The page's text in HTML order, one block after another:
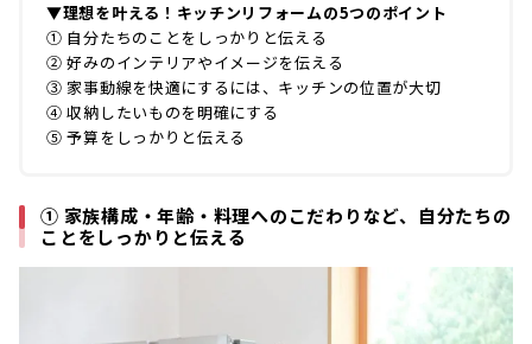
▼理想を叶える！キッチンリフォームの5つのポイント
① 自分たちのことをしっかりと伝える
② 好みのインテリアやイメージを伝える
③ 家事動線を快適にするには、キッチンの位置が大切
④ 収納したいものを明確にする
⑤ 予算をしっかりと伝える
① 家族構成・年齢・料理へのこだわりなど、自分たちの
ことをしっかりと伝える